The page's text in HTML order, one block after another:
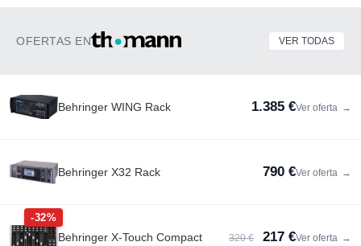
OFERTAS EN VER TODAS
Behringer WING Rack 1.385 €Ver oferta →
Behringer X32 Rack 790 €Ver oferta →
-32%
Behringer X-Touch Compact 320 € 217 €Ver oferta →